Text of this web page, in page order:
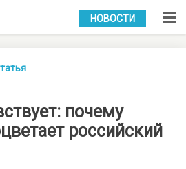
УКР РУС
НОВОСТИ
почему
российский